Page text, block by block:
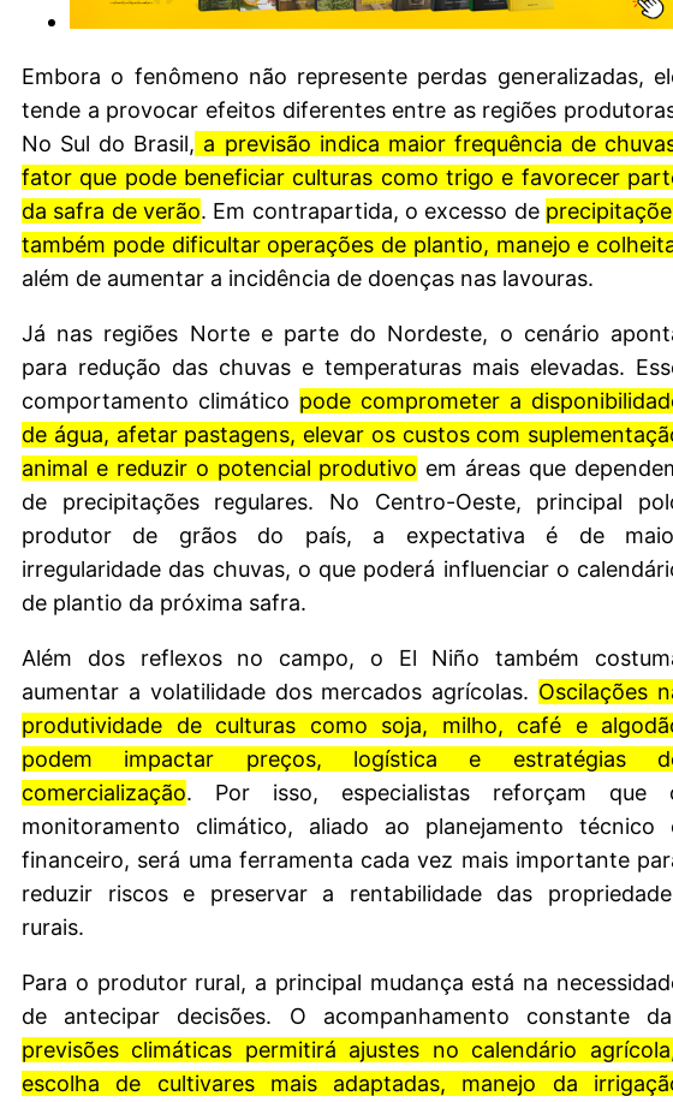
Embora o fenômeno não represente perdas generalizadas,
tende a provocar efeitos diferentes entre as regiões
No Sul do Brasil, a previsão indica maior frequência de
fator que pode beneficiar culturas como trigo e favorecer
da safra de verão. Em contrapartida, o excesso de
também pode dificultar operações de plantio, manejo e
além de aumentar a incidência de doenças nas lavouras.
Já nas regiões Norte e parte do Nordeste, o cenário
para redução das chuvas e temperaturas mais elevadas.
comportamento climático pode comprometer a
de água, afetar pastagens, elevar os custos com
animal e reduzir o potencial produtivo em áreas que
de precipitações regulares. No Centro-Oeste, principal
produtor de grãos do país, a expectativa é de
irregularidade das chuvas, o que poderá influenciar o
de plantio da próxima safra.
Além dos reflexos no campo, o El Niño também
aumentar a volatilidade dos mercados agrícolas. Oscilações
produtividade de culturas como soja, milho, café e
podem impactar preços, logística e estratégias
comercialização. Por isso, especialistas reforçam que
monitoramento climático, aliado ao planejamento técnico
financeiro, será uma ferramenta cada vez mais importante
reduzir riscos e preservar a rentabilidade das
rurais.
Para o produtor rural, a principal mudança está na
de antecipar decisões. O acompanhamento constante
previsões climáticas permitirá ajustes no calendário
escolha de cultivares mais adaptadas, manejo da